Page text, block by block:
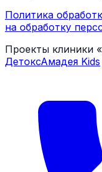
Политика
на обработку
Проекты клиники
ДетоксАмадея Kids